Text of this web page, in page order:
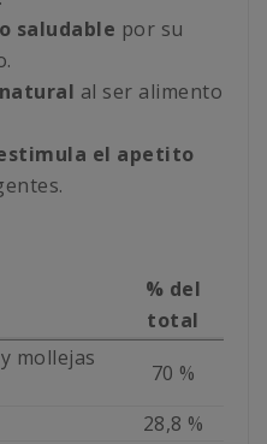
saludable por su
al ser alimento
el apetito
% del
total
mollejas
70 %
28,8 %